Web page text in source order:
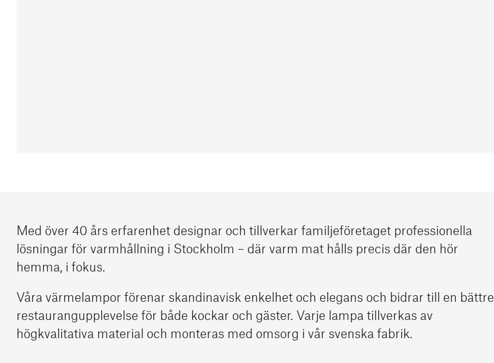
Med över 40 års erfarenhet designar och tillverkar familjeföretaget professionella
lösningar för varmhållning i Stockholm – där varm mat hålls precis där den hör
hemma, i fokus.
Våra värmelampor förenar skandinavisk enkelhet och elegans och bidrar till en bättre
restaurangupplevelse för både kockar och gäster. Varje lampa tillverkas av
högkvalitativa material och monteras med omsorg i vår svenska fabrik.